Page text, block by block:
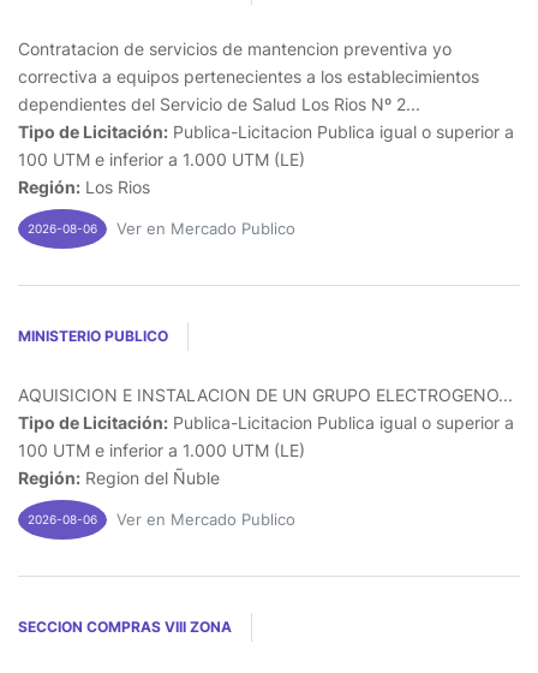
Contratacion de servicios de mantencion preventiva yo
correctiva a equipos pertenecientes a los establecimientos
dependientes del Servicio de Salud Los Rios Nº 2...
Tipo de Licitación: Publica-Licitacion Publica igual o superior a
100 UTM e inferior a 1.000 UTM (LE)
Región: Los Rios
2026-08-06 Ver en Mercado Publico
MINISTERIO PUBLICO
AQUISICION E INSTALACION DE UN GRUPO ELECTROGENO...
Tipo de Licitación: Publica-Licitacion Publica igual o superior a
100 UTM e inferior a 1.000 UTM (LE)
Región: Region del Ñuble
2026-08-06 Ver en Mercado Publico
SECCION COMPRAS VIII ZONA